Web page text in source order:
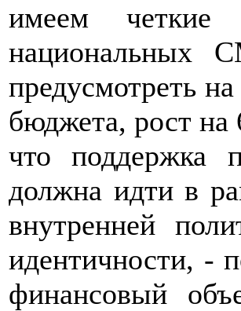
имеем четкие
национальных
предусмотреть
бюджета, рост
что поддержка
должна идти в
внутренней
идентичности, -
финансовый